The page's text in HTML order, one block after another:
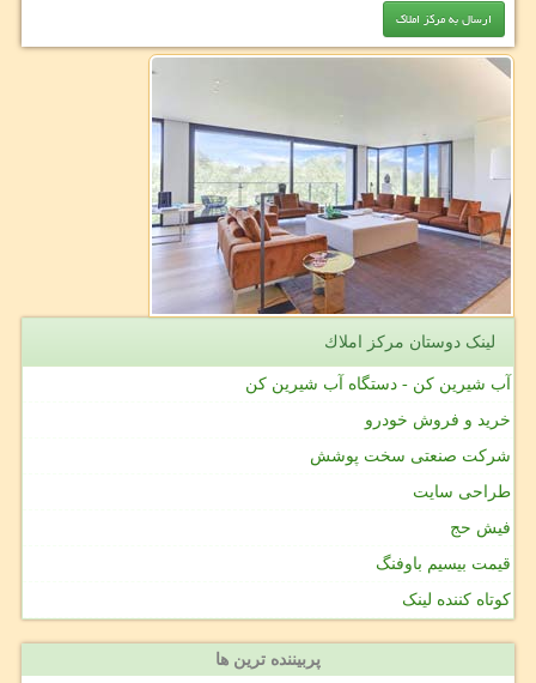
لینک دوستان مركز املاك
آب شیرین کن - دستگاه آب شیرین کن
خرید و فروش خودرو
شرکت صنعتی سخت پوشش
طراحی سایت
فیش حج
قیمت بیسیم باوفنگ
کوتاه کننده لینک
پربیننده ترین ها